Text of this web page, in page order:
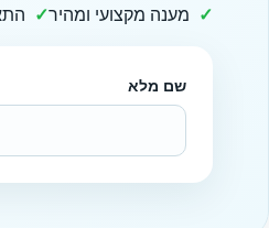
מענה מקצועי ומהיר
שם מלא